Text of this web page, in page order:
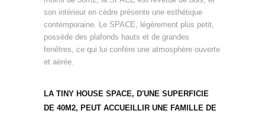
son intérieur en cèdre présente une esthétique
contemporaine. Le SPACE, légèrement plus petit,
possède des plafonds hauts et de grandes
fenêtres, ce qui lui confère une atmosphère ouverte
et aérée.
LA TINY HOUSE SPACE, D'UNE SUPERFICIE
DE 40M2, PEUT ACCUEILLIR UNE FAMILLE DE